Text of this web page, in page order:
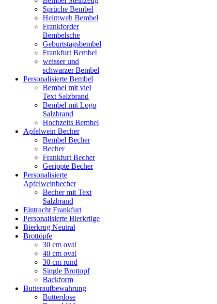
Sprüche Bembel
Heimweh Bembel
Frankforder
Bembelsche
Geburtstagsbembel
Frankfurt Bembel
weisser und
schwarzer Bembel
Personalisierte Bembel
Bembel mit viel
Text Salzbrand
Bembel mit Logo
Salzbrand
Hochzeits Bembel
Apfelwein Becher
Bembel Becher
Becher
Frankfurt Becher
Gerippte Becher
Personalisierte
Apfelweinbecher
Becher mit Text
Salzbrand
Eintracht Frankfurt
Personalisierte Bierkrüge
Bierkrug Neutral
Brottöpfe
30 cm oval
40 cm oval
30 cm rund
Single Brottopf
Backform
Butteraufbewahrung
Butterdose